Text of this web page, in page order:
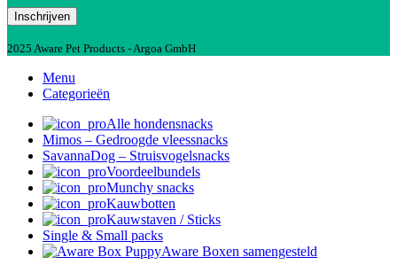
2025 Aware Pet Products - Argoa GmbH
Menu
Categorieën
Alle hondensnacks
Mimos – Gedroogde vleessnacks
SavannaDog – Struisvogelsnacks
Voordeelbundels
Munchy snacks
Kauwbotten
Kauwstaven / Sticks
Single & Small packs
Aware Boxen samengesteld